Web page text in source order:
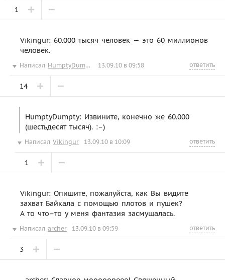
1
Vikingur: 60.000 тысяч человек — это 60 миллионов
человек.
Написал HumptyDumpty 13.09.10 в 09:58 ответить
14
HumptyDumpty: Извините, конечно же 60.000
(шестьдесят тысяч). :–)
Написал Vikingur 13.09.10 в 10:09 ответить
1
Vikingur: Опишите, пожалуйста, как Вы видите
захват Байкала с помощью плотов и пушек?
А то что–то у меня фантазия засмущалась.
Написал archer 13.09.10 в 09:59 ответить
3